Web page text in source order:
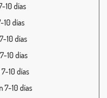
10 días
10 días
10 días
10 días
10 días
7-10 días